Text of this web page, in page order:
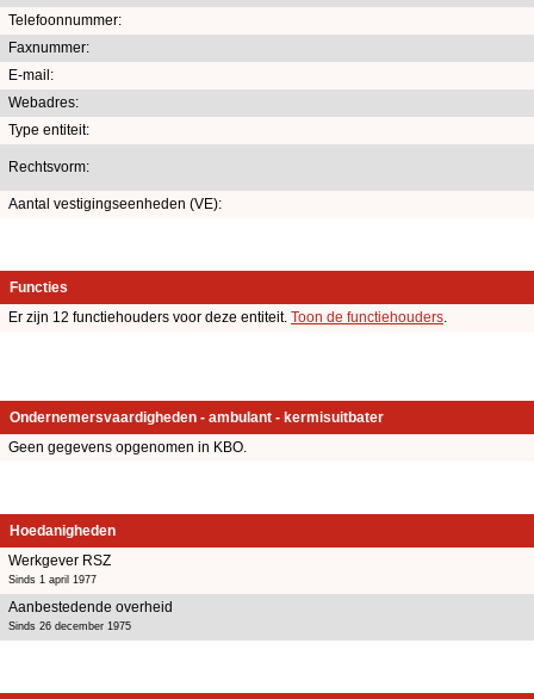
Telefoonnummer:
Faxnummer:
E-mail:
Webadres:
Type entiteit:
Rechtsvorm:
Aantal vestigingseenheden (VE):
Functies
Er zijn 12 functiehouders voor deze entiteit. Toon de functiehouders.
Ondernemersvaardigheden - ambulant - kermisuitbater
Geen gegevens opgenomen in KBO.
Hoedanigheden
Werkgever RSZ
Sinds 1 april 1977
Aanbestedende overheid
Sinds 26 december 1975